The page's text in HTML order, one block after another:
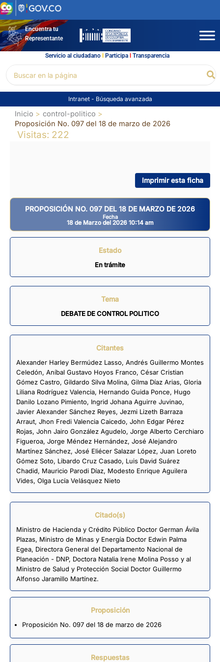
Ir
al
contenidoEncuentra tu
Representante
Servicio al ciudadano l Participal Transparencia
por:
Intranet - Búsqueda avanzada
Inicio
control-politico
Proposición No. 097 del 18 de marzo de 2026
Visitas: 222
Imprimir esta ficha
PROPOSICIÓN NO. 097 DEL 18 DE MARZO DE 2026
Fecha
18 de Marzo del 2026 10:14 am
Estado
En trámite
Tema
DEBATE DE CONTROL POLITICO
Citantes
Alexander Harley Bermúdez Lasso, Andrés Guillermo Montes
Celedón, Aníbal Gustavo Hoyos Franco, César Cristian
Gómez Castro, Gildardo Silva Molina, Gilma Díaz Arias, Gloria
Liliana Rodríguez Valencia, Hernando Guida Ponce, Hugo
Danilo Lozano Pimiento, Ingrid Johana Aguirre Juvinao,
Javier Alexander Sánchez Reyes, Jezmi Lizeth Barraza
Arraut, Jhon Fredi Valencia Caicedo, John Edgar Pérez
Rojas, John Jairo González Agudelo, Jorge Alberto Cerchiaro
Figueroa, Jorge Méndez Hernández, José Alejandro
Martínez Sánchez, José Eliécer Salazar López, Juan Loreto
Gómez Soto, Libardo Cruz Casado, Luis David Suárez
Chadid, Mauricio Parodi Díaz, Modesto Enrique Aguilera
Vides, Olga Lucía Velásquez Nieto
Citado(s)
Ministro de Hacienda y Crédito Público Doctor German Ávila
Plazas, Ministro de Minas y Energía Doctor Edwin Palma
Egea, Directora General del Departamento Nacional de
Planeación - DNP, Doctora Natalia Irene Molina Posso y al
Ministro de Salud y Protección Social Doctor Guillermo
Alfonso Jaramillo Martínez.
Proposición
Proposición No. 097 del 18 de marzo de 2026
Respuestas